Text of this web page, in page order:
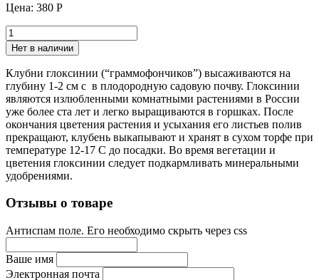
Цена: 380 Р
Нет в наличии
Клубни глоксинии (“граммофончиков”) высаживаются на
глубину 1-2 см с в плодородную садовую почву. Глоксинии
являются излюбленными комнатными растениями в России
уже более ста лет и легко выращиваются в горшках. После
окончания цветения растения и усыхания его листьев полив
прекращают, клубень выкапывают и хранят в сухом торфе при
температуре 12-17 С до посадки. Во время вегетации и
цветения глоксинии следует подкармливать минеральными
удобрениями.
Отзывы о товаре
Антиспам поле. Его необходимо скрыть через css
Ваше имя
Электронная почта